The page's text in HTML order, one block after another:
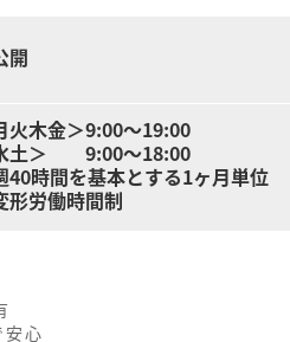
開
火木金＞9:00～19:00
土＞ 9:00～18:00
時間を基本とする1ヶ月単位
形労働時間制
心